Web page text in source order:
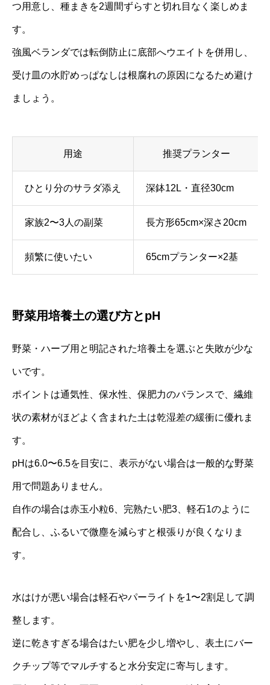
つ用意し、種まきを2週間ずらすと切れ目なく楽しめま
す。
強風ベランダでは転倒防止に底部へウエイトを併用し、
受け皿の水貯めっぱなしは根腐れの原因になるため避け
ましょう。
用途 推奨プランター
ひとり分のサラダ添え 深鉢12L・直径30cm
家族2〜3人の副菜 長方形65cm×深さ20cm
頻繁に使いたい 65cmプランター×2基
野菜用培養土の選び方とpH
野菜・ハーブ用と明記された培養土を選ぶと失敗が少な
いです。
ポイントは通気性、保水性、保肥力のバランスで、繊維
状の素材がほどよく含まれた土は乾湿差の緩衝に優れま
す。
pHは6.0〜6.5を目安に、表示がない場合は一般的な野菜
用で問題ありません。
自作の場合は赤玉小粒6、完熟たい肥3、軽石1のように
配合し、ふるいで微塵を減らすと根張りが良くなりま
す。
水はけが悪い場合は軽石やパーライトを1〜2割足して調
整します。
逆に乾きすぎる場合はたい肥を少し増やし、表土にバー
クチップ等でマルチすると水分安定に寄与します。